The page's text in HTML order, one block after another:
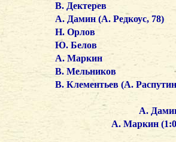
В. Дектерев
А. Дамин (А. Редкоус, 78)
Н. Орлов
Ю. Белов
А. Маркин
В. Мельников
В. Клементьев (А.
А.
А. Маркин